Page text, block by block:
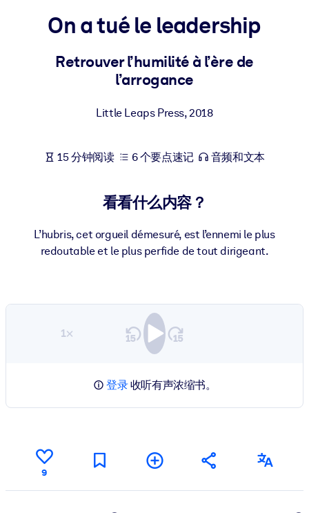
按系统
将简短且经过验证的知识引入您的 LMS/LXP，以获得更强的学习效
面向人工智能系统
On a tué le leadership
Retrouver l’humilité à l’ère de
l’arrogance
Little Leaps Press,2018
15 分钟阅读 6 个要点速记 音频和文本
看看什么内容？
L’hubris, cet orgueil démesuré, est l’ennemi le plus
redoutable et le plus perfide de tout dirigeant.
1×
登录收听有声浓缩书。
9